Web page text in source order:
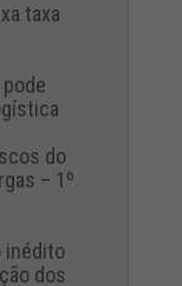
taxa
do
– 1º
inédito
dos